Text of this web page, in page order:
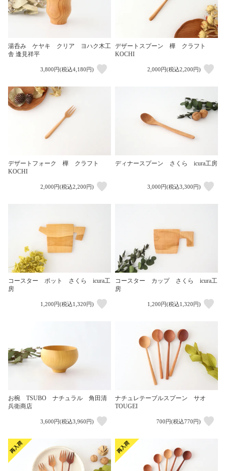
湯呑み ケヤキ クリア ヨハク木工
舎 逢見祥平
3,800円(税込4,180円)
デザートスプーン 樺 クラフト
KOCHI
2,000円(税込2,200円)
デザートフォーク 樺 クラフト
KOCHI
2,000円(税込2,200円)
ディナースプーン さくら icura工房
3,000円(税込3,300円)
コースター ポット さくら icura工
房
1,200円(税込1,320円)
コースター カップ さくら icura工
房
1,200円(税込1,320円)
お椀 TSUBO ナチュラル 角田清
兵衛商店
3,600円(税込3,960円)
ナチュレテーブルスプーン サオ
TOUGEI
700円(税込770円)